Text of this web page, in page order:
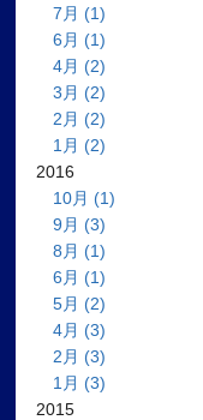
7月 (1)
6月 (1)
4月 (2)
3月 (2)
2月 (2)
1月 (2)
2016
10月 (1)
9月 (3)
8月 (1)
6月 (1)
5月 (2)
4月 (3)
2月 (3)
1月 (3)
2015